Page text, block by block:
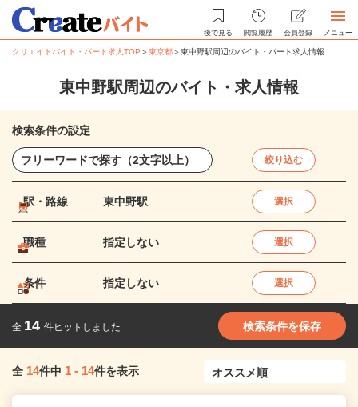
後で見る 閲覧履歴 会員登録 メニュー
クリエイトバイト・パート求人TOP ＞東京都＞東中野駅周辺のバイト・パート求人情報
東中野駅周辺のバイト・求人情報
検索条件の設定
絞り込む
駅・路線 東中野駅 選択
職種 指定しない 選択
条件 指定しない 選択
全 14 件ヒットしました 検索条件を保存
全 14件中 1 - 14件を表示